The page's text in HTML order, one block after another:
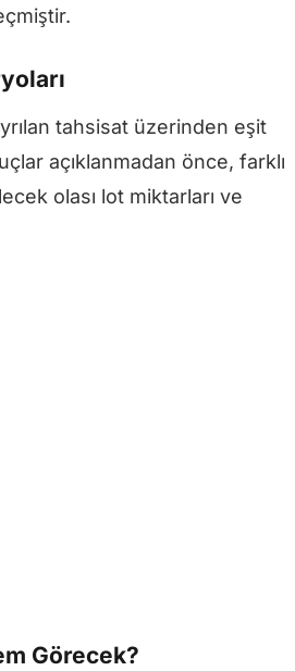
tahsisat üzerinden eşit
açıklanmadan önce, farklı
olası lot miktarları ve
Görecek?